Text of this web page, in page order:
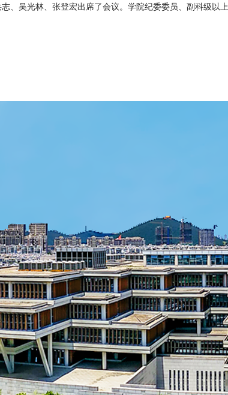
吴光林、张登宏出席了会议。学院纪委委员、副科级以